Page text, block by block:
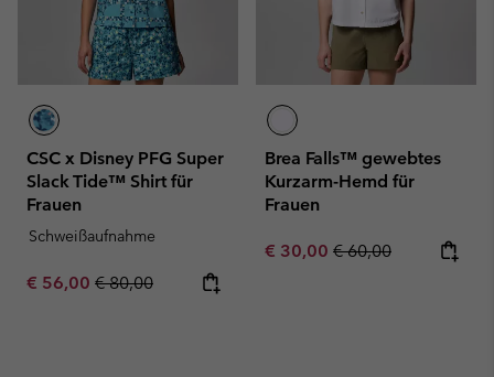
CSC x Disney PFG Super
Slack Tide™ Shirt für
Frauen
Schweißaufnahme
Sale price:
€ 56,00 Regular price:
€ 80,00
Brea Falls™ gewebtes
Kurzarm-Hemd für
Frauen
Sale price:
€ 30,00 Regular price:
€ 60,00